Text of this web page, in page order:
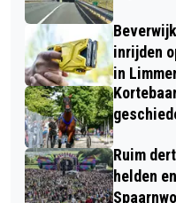
inrijden
in
Ruim
helden